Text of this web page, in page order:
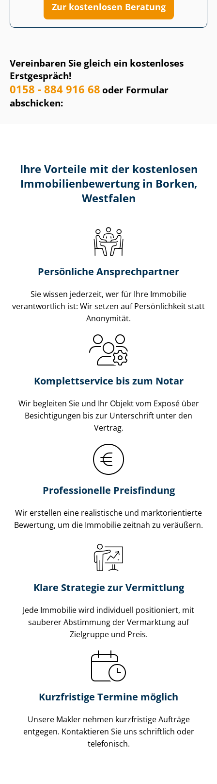
Vereinbaren Sie gleich ein kostenloses
Erstgespräch!
0158 - 884 916 68oder Formular
abschicken:
Zur kostenlosen Beratung
Ihre Vorteile mit der kostenlosen
Im­mo­bi­li­en­be­wer­tung in Borken,
Westfalen
Persönliche Ansprechpartner
Sie wissen jederzeit, wer für Ihre Immobilie
verantwortlich ist: Wir setzen auf Persönlichkeit statt
Anonymität.
Komplettservice bis zum Notar
Wir begleiten Sie und Ihr Objekt vom Exposé über
Besichtigungen bis zur Unterschrift unter den
Vertrag.
Professionelle Preisfindung
Wir erstellen eine realistische und markt­ori­en­tier­te
Bewertung, um die Immobilie zeitnah zu veräußern.
Klare Strategie zur Vermittlung
Jede Immobilie wird individuell positioniert, mit
sauberer Abstimmung der Vermarktung auf
Zielgruppe und Preis.
Kurzfristige Termine möglich
Unsere Makler nehmen kurzfristige Aufträge
entgegen. Kontaktieren Sie uns schriftlich oder
telefonisch.